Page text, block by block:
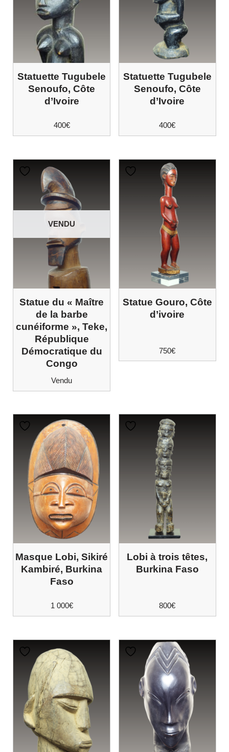
Statuette Tugubele
Senoufo, Côte
d’Ivoire
400€
Statuette Tugubele
Senoufo, Côte
d’Ivoire
400€
VENDU
Statue du « Maître
de la barbe
cunéiforme », Teke,
République
Démocratique du
Congo
Vendu
Statue Gouro, Côte
d’ivoire
750€
Masque Lobi, Sikiré
Kambiré, Burkina
Faso
1 000€
Lobi à trois têtes,
Burkina Faso
800€